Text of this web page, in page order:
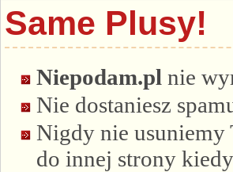
Same Plusy!
Niepodam.pl nie
Nie dostaniesz
Nigdy nie usuniemy
do innej strony